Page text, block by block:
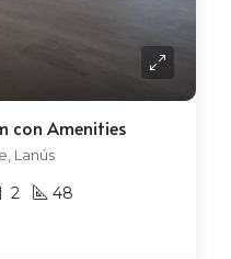
con Amenities
Lanús
2 48